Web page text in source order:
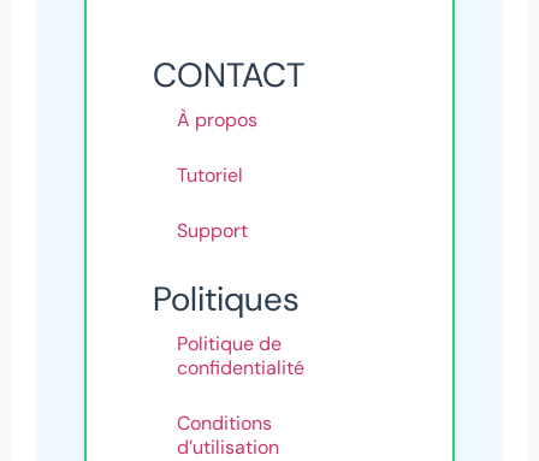
CONTACT
À propos
Tutoriel
Support
Politiques
Politique de
confidentialité
Conditions
d’utilisation